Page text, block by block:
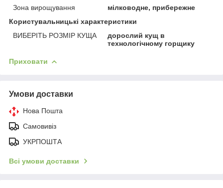
Зона вирощування
мілководне, прибережне
Користувальницькі характеристики
ВИБЕРІТЬ РОЗМІР КУЩА
дорослий кущ в
технологічному горщику
Приховати
Умови доставки
Нова Пошта
Самовивіз
УКРПОШТА
Всі умови доставки